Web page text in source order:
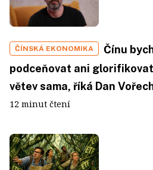
ČÍNSKÁ EKONOMIKA
Čínu
podceňovat ani
větev sama, říká Dan
12 minut čtení